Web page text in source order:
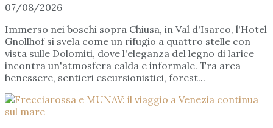
07/08/2026
Immerso nei boschi sopra Chiusa, in Val d'Isarco, l'Hotel
Gnollhof si svela come un rifugio a quattro stelle con
vista sulle Dolomiti, dove l'eleganza del legno di larice
incontra un'atmosfera calda e informale. Tra area
benessere, sentieri escursionistici, forest...